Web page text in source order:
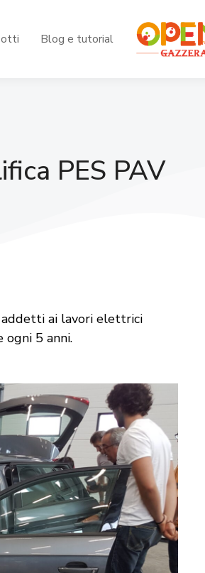
Blog e tutorial
PES PAV
addetti ai lavori elettrici
ogni 5 anni.